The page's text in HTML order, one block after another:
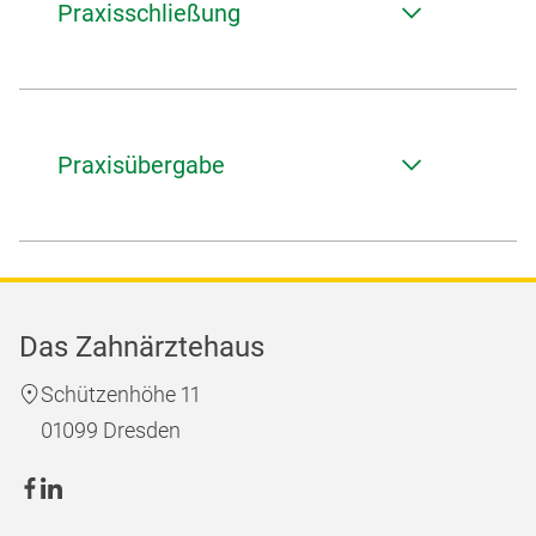
Praxisschließung
Praxisübergabe
Das Zahnärztehaus
Schützenhöhe 11
01099 Dresden